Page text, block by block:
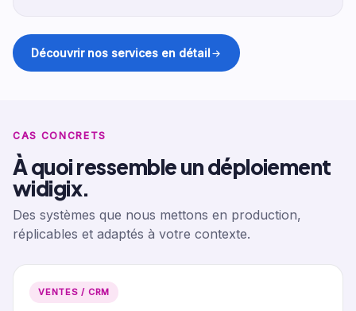
Découvrir nos services en détail
CAS CONCRETS
À quoi ressemble un déploiement
widigix.
Des systèmes que nous mettons en production,
réplicables et adaptés à votre contexte.
VENTES / CRM